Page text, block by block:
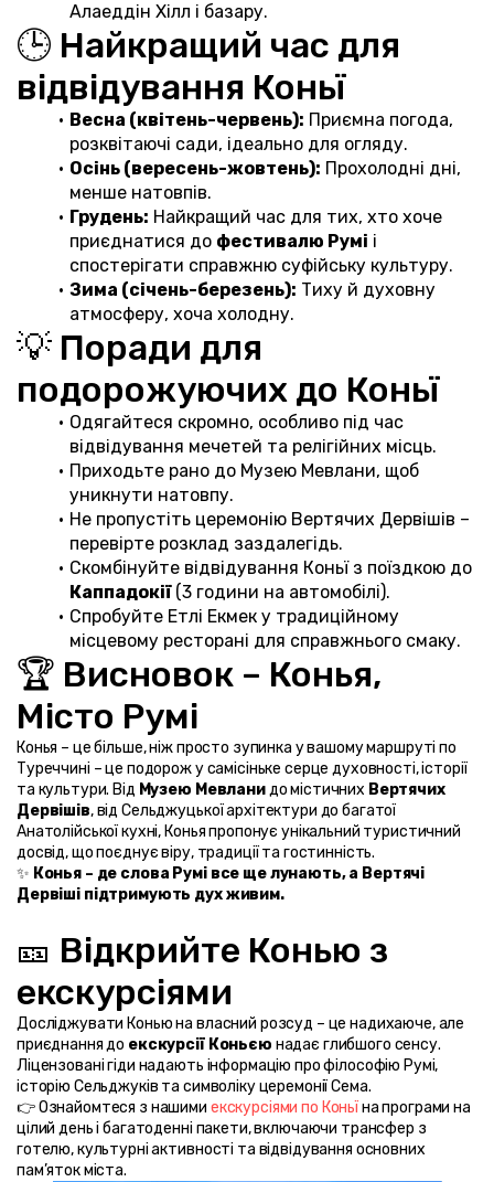
Алаеддін Хілл і базару.
🕒 Найкращий час для
відвідування Коньї
Весна (квітень-червень): Приємна погода,
розквітаючі сади, ідеально для огляду.
Осінь (вересень-жовтень): Прохолодні дні,
менше натовпів.
Грудень: Найкращий час для тих, хто хоче
приєднатися до фестивалю Румі і
спостерігати справжню суфійську культуру.
Зима (січень-березень): Тиху й духовну
атмосферу, хоча холодну.
💡 Поради для
подорожуючих до Коньї
Одягайтеся скромно, особливо під час
відвідування мечетей та релігійних місць.
Приходьте рано до Музею Мевлани, щоб
уникнути натовпу.
Не пропустіть церемонію Вертячих Дервішів –
перевірте розклад заздалегідь.
Скомбінуйте відвідування Коньї з поїздкою до
Каппадокії (3 години на автомобілі).
Спробуйте Етлі Екмек у традиційному
місцевому ресторані для справжнього смаку.
🏆 Висновок – Конья,
Місто Румі
Конья – це більше, ніж просто зупинка у вашому маршруті по
Туреччині – це подорож у самісіньке серце духовності, історії
та культури. Від Музею Мевлани до містичних Вертячих
Дервішів, від Сельджуцької архітектури до багатої
Анатолійської кухні, Конья пропонує унікальний туристичний
досвід, що поєднує віру, традиції та гостинність.
✨ Конья – де слова Румі все ще лунають, а Вертячі
Дервіші підтримують дух живим.
🎫 Відкрийте Конью з
екскурсіями
Досліджувати Конью на власний розсуд – це надихаюче, але
приєднання до екскурсії Коньєю надає глибшого сенсу.
Ліцензовані гіди надають інформацію про філософію Румі,
історію Сельджуків та символіку церемонії Сема.
👉 Ознайомтеся з нашими екскурсіями по Коньї на програми на
цілий день і багатоденні пакети, включаючи трансфер з
готелю, культурні активності та відвідування основних
пам’яток міста.